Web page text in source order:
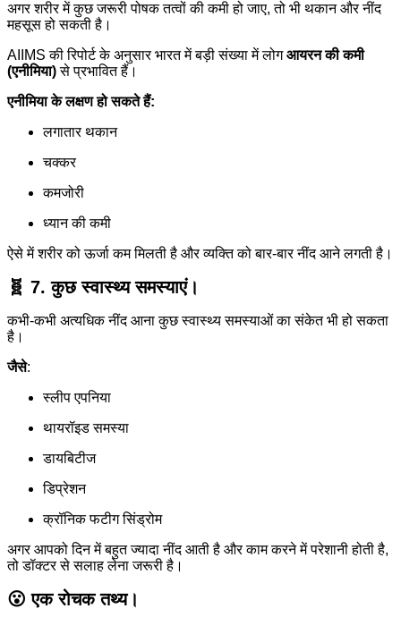
अगर शरीर में कुछ जरूरी पोषक तत्वों की कमी हो जाए, तो भी थकान और नींद
महसूस हो सकती है।
AIIMS की रिपोर्ट के अनुसार भारत में बड़ी संख्या में लोगआयरन की कमी
(एनीमिया)से प्रभावित हैं।
एनीमिया के लक्षण हो सकते हैं:
लगातार थकान
चक्कर
कमजोरी
ध्यान की कमी
ऐसे में शरीर को ऊर्जा कम मिलती है और व्यक्ति को बार-बार नींद आने लगती है।
🧬 7. कुछ स्वास्थ्य समस्याएं।
कभी-कभी अत्यधिक नींद आना कुछ स्वास्थ्य समस्याओं का संकेत भी हो सकता
है।
जैसे:
स्लीप एपनिया
थायरॉइड समस्या
डायबिटीज
डिप्रेशन
क्रॉनिक फटीग सिंड्रोम
अगर आपको दिन में बहुत ज्यादा नींद आती है और काम करने में परेशानी होती है,
तो डॉक्टर से सलाह लेना जरूरी है।
😮 एक रोचक तथ्य।